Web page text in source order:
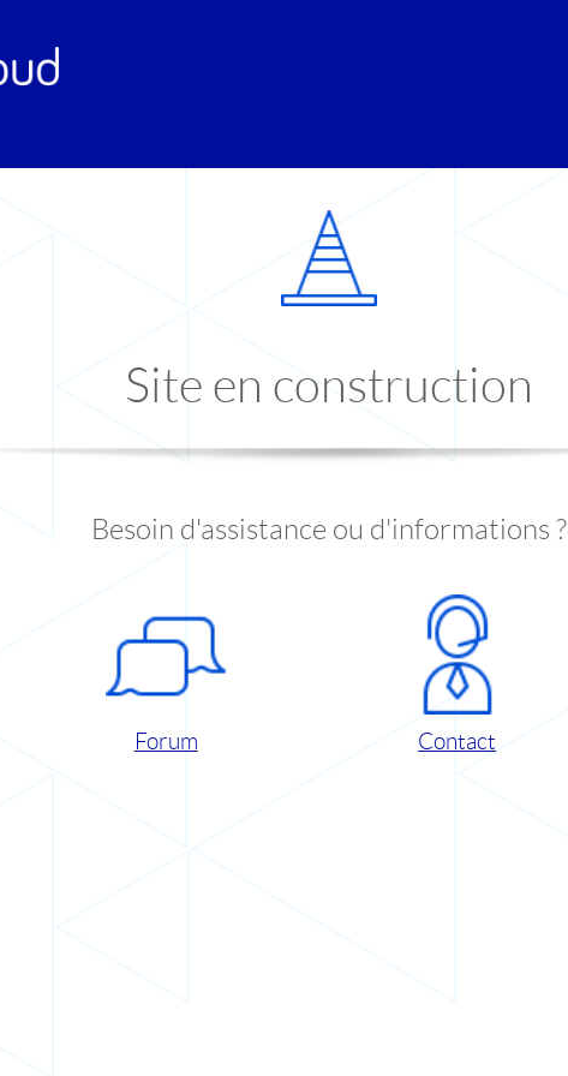
Site en construction
Besoin d'assistance ou d'informations ?
Forum Contact